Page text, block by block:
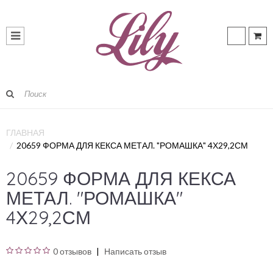
ГЛАВНАЯ
20659 ФОРМА ДЛЯ КЕКСА МЕТАЛ. "РОМАШКА" 4Х29,2СМ
20659 ФОРМА ДЛЯ КЕКСА
МЕТАЛ. "РОМАШКА"
4Х29,2СМ
0 отзывов Написать отзыв